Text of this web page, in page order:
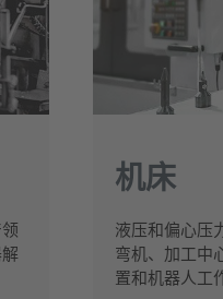
机床
液压和偏心压
弯机、加工中
置和机器人工